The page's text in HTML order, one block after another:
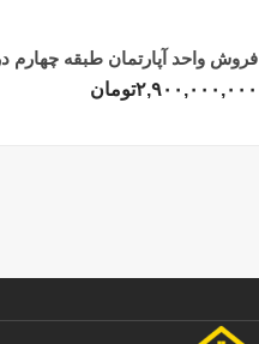
فروش واحد آپارتمان طبقه چهارم
فریدونکنار
۲,۹۰۰,۰۰۰,۰۰۰تومان